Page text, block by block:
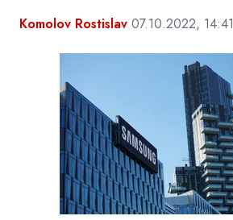
Komolov Rostislav 07.10.2022, 14:41